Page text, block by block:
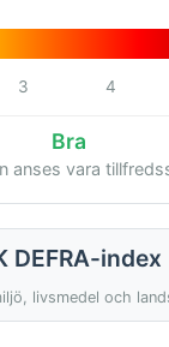
3 4
Bra
anses vara
DEFRA-index
livsmedel och